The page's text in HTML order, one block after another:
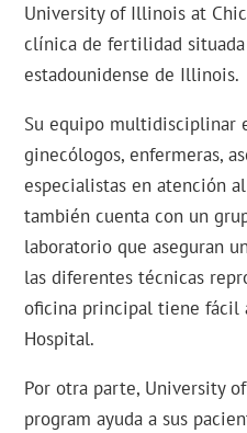
University of Illinois at
clínica de fertilidad
estadounidense de Illinois.
Su equipo multidisciplinar
ginecólogos, enfermeras,
especialistas en atención
también cuenta con un
laboratorio que aseguran
las diferentes técnicas
oficina principal tiene fácil
Hospital.
Por otra parte, University
program ayuda a sus